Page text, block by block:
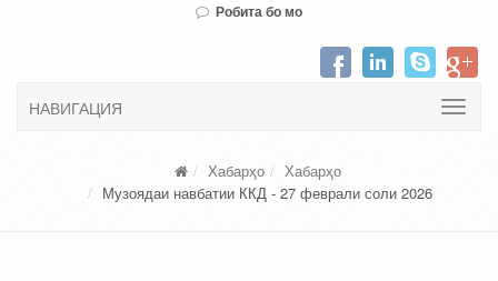
Робита бо мо
НАВИГАЦИЯ
Хабарҳо
Хабарҳо
Музоядаи навбатии ККД - 27 феврали соли 2026